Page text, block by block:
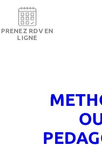
PRENEZ RDV EN
LIGNE